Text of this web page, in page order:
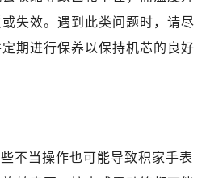
失效。遇到此类问题时，请尽
期进行保养以保持机芯的良好
不当操作也可能导致积家手表